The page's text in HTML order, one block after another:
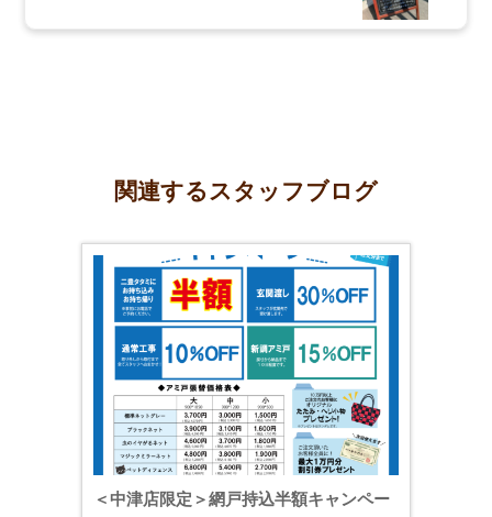
関連するスタッフブログ
＜中津店限定＞網戸持込半額キャンペー